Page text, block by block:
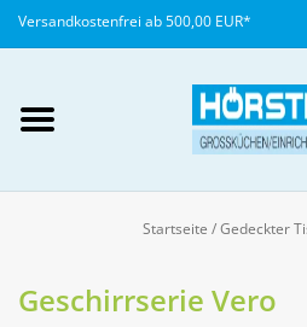
Versandkostenfrei ab 500,00 EUR*
anlegen
Startseite /Gedeckter
Geschirrserie Vero